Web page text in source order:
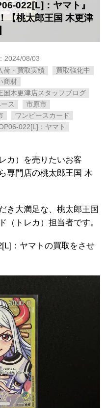
022[L]：ヤマト』
【桃太郎王国 木更津
2024/08/03
荷・買取実績
買取強化中
商材
国木更津店スタッフブログ
ス
市原市
ワンピースカード
022[L]：ヤマト
カ）を売りたいお客
専門店の桃太郎王国 木
き大満足な、桃太郎王国
（トレカ）担当者です。
：ヤマトの買取をさせ